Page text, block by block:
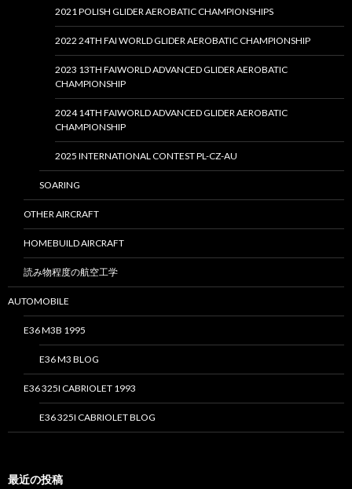
2021 POLISH GLIDER AEROBATIC CHAMPIONSHIPS
2022 24TH FAI WORLD GLIDER AEROBATIC CHAMPIONSHIP
2023 13TH FAIWORLD ADVANCED GLIDER AEROBATIC
CHAMPIONSHIP
2024 14TH FAIWORLD ADVANCED GLIDER AEROBATIC
CHAMPIONSHIP
2025 INTERNATIONAL CONTEST PL-CZ-AU
SOARING
OTHER AIRCRAFT
HOMEBUILD AIRCRAFT
読み物程度の航空工学
AUTOMOBILE
E36 M3B 1995
E36 M3 BLOG
E36 325I CABRIOLET 1993
E36 325I CABRIOLET BLOG
最近の投稿